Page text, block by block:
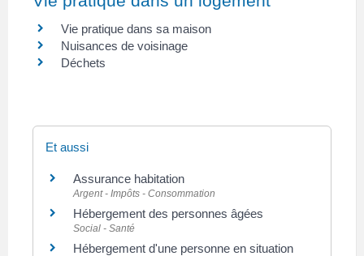
Vie pratique dans sa maison
Nuisances de voisinage
Déchets
Et aussi
Assurance habitation
Argent - Impôts - Consommation
Hébergement des personnes âgées
Social - Santé
Hébergement d'une personne en situation